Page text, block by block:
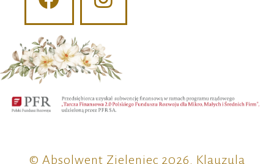
© Absolwent Zieleniec 2026. Klauzula